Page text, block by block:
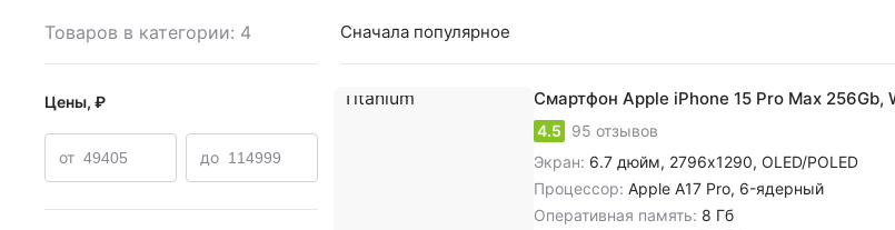
Samsung Galaxy S25 iPhone 15 Pro IPhone X Кнопочный телефон с whatsapp Apple iPhone 15
Sony
Товаров в категории: 4
Цены, ₽
от до
Сначала популярное
Смартфон Apple iPhone 15 Pro Max 256Gb,
4.5
95 отзывов
Экран: 6.7 дюйм, 2796x1290, OLED/POLED
Процессор: Apple A17 Pro, 6-ядерный
Оперативная память: 8 Гб